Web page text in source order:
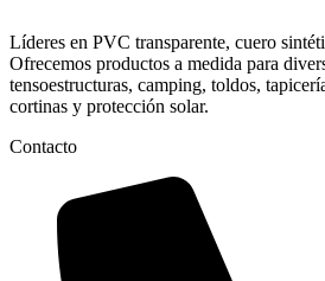
Líderes en PVC transparente, cuero
Ofrecemos productos a medida para
tensoestructuras, camping, toldos,
cortinas y protección solar.
Contacto